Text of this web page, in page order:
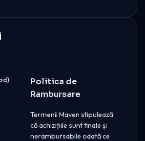
Politica de
Rambursare
Termenii Maven stipulează
că achizițiile sunt finale și
nerambursabile odată ce